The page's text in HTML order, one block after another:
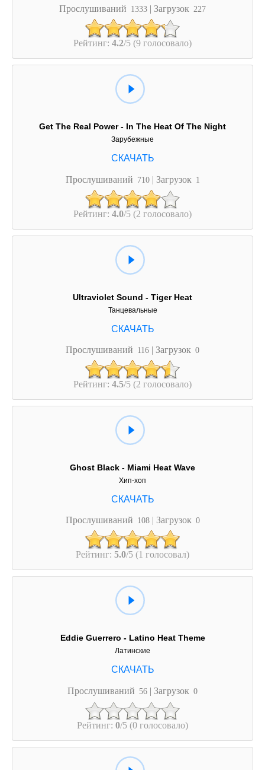
Прослушиваний 1333 | Загрузок 227
Рейтинг: 4.2/5 (9 голосовало)
Get The Real Power - In The Heat Of The Night
Зарубежные
Прослушиваний 710 | Загрузок 1
Рейтинг: 4.0/5 (2 голосовало)
Ultraviolet Sound - Tiger Heat
Танцевальные
Прослушиваний 116 | Загрузок 0
Рейтинг: 4.5/5 (2 голосовало)
Ghost Black - Miami Heat Wave
Хип-хоп
Прослушиваний 108 | Загрузок 0
Рейтинг: 5.0/5 (1 голосовал)
Eddie Guerrero - Latino Heat Theme
Латинские
Прослушиваний 56 | Загрузок 0
Рейтинг: 0/5 (0 голосовало)